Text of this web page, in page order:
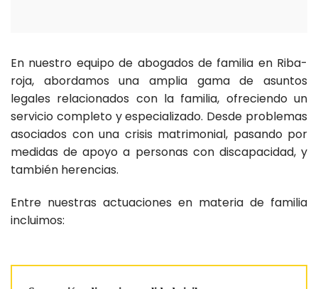
En nuestro equipo de abogados de familia en Riba-
roja, abordamos una amplia gama de asuntos
legales relacionados con la familia, ofreciendo un
servicio completo y especializado. Desde problemas
asociados con una crisis matrimonial, pasando por
medidas de apoyo a personas con discapacidad, y
también herencias.
Entre nuestras actuaciones en materia de familia
incluimos: